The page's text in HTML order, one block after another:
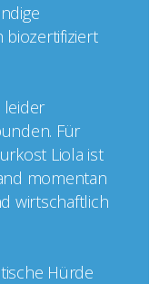
biozertifiziert
leider
Für
Liola ist
momentan
wirtschaftlich
Hürde